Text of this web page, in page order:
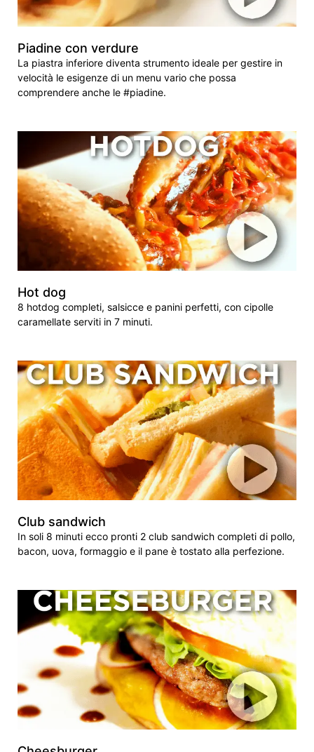
Piadine con verdure
La piastra inferiore diventa strumento ideale per gestire in
velocità le esigenze di un menu vario che possa
comprendere anche le #piadine.
Hot dog
8 hotdog completi, salsicce e panini perfetti, con cipolle
caramellate serviti in 7 minuti.
Club sandwich
In soli 8 minuti ecco pronti 2 club sandwich completi di pollo,
bacon, uova, formaggio e il pane è tostato alla perfezione.